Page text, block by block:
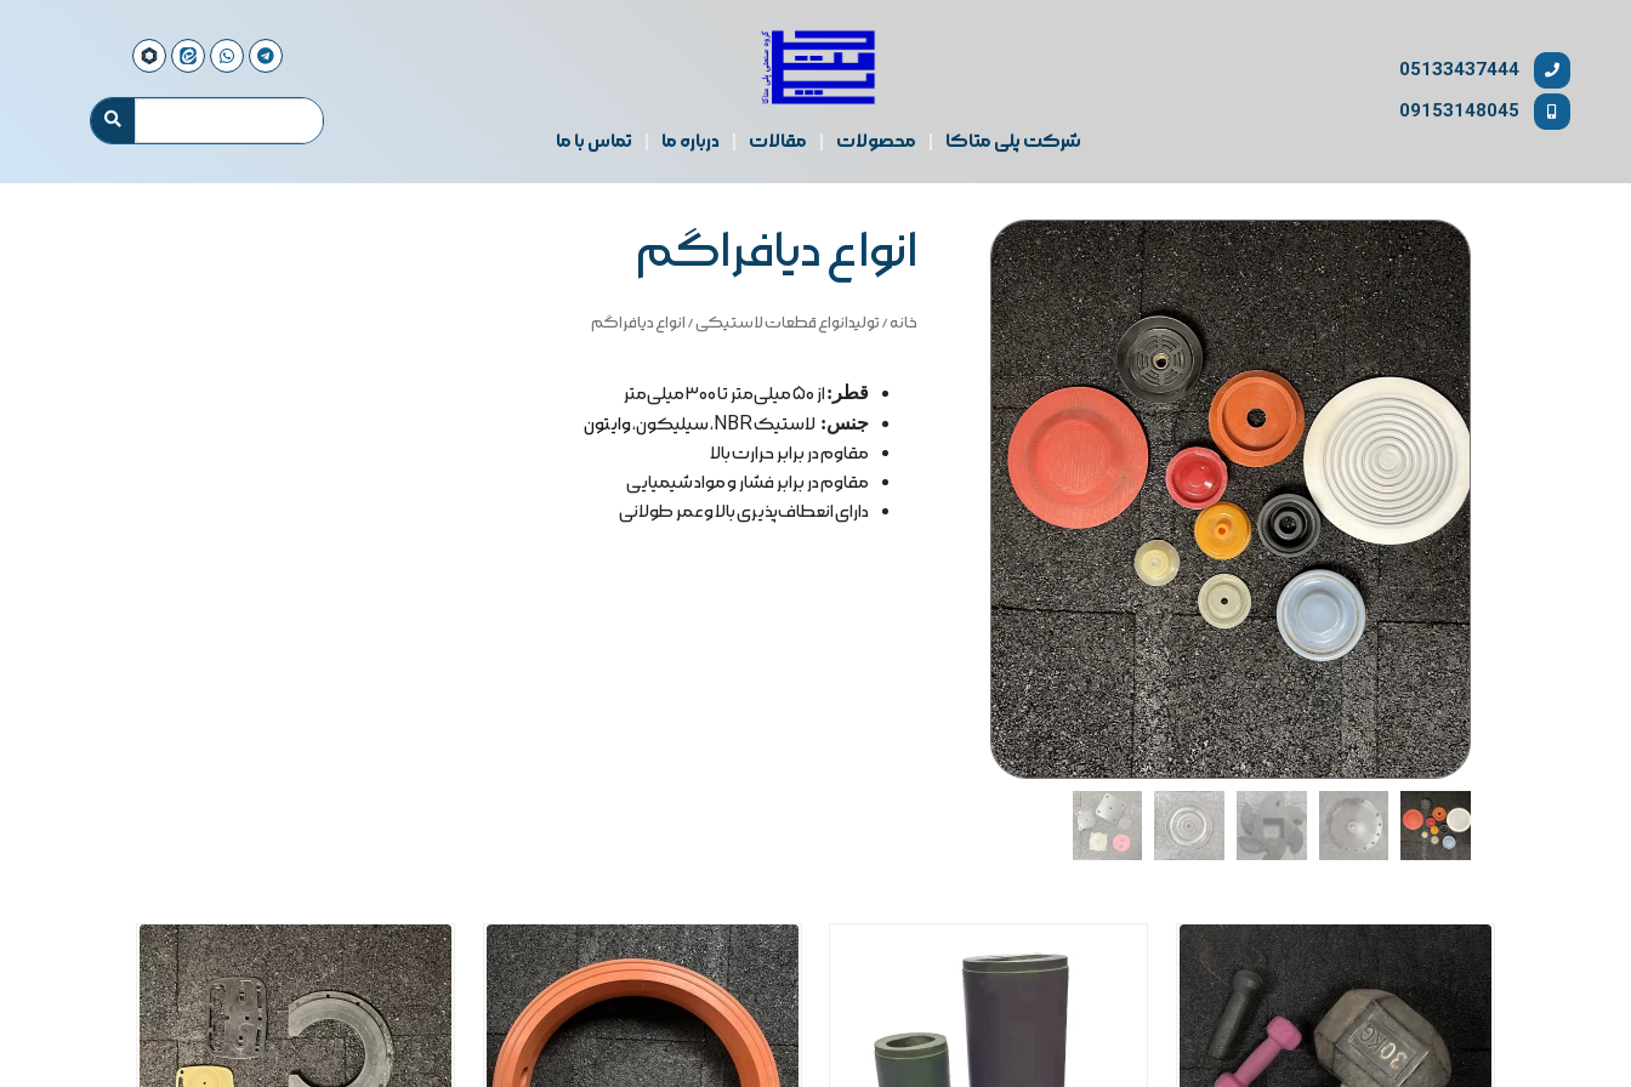
05133437444
09153148045
شرکت پلی متاکا محصولات مقالات درباره ما تماس با ما
انواع دیافراگم
خانه/تولیدانواع قطعات لاستیکی/ انواع دیافراگم
قطر:از ۵۰ میلی‌متر تا ۳۰۰ میلی‌متر
جنس: لاستیک NBR، سیلیکون،وایتون
مقاوم در برابر حرارت بالا
مقاوم در برابر فشار و مواد شیمیایی
دارای انعطاف‌پذیری بالا و عمر طولانی